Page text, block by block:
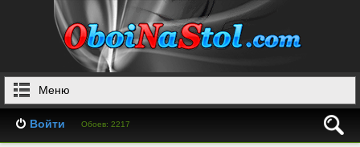
Меню
Войти Обоев: 2217